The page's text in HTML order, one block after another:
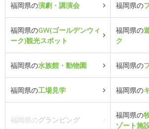
福岡県の演劇・講演会 福岡県の
福岡県のGW(ゴールデンウィ
ーク)観光スポット
福岡県の
ク
福岡県の水族館・動物園 福岡県の
福岡県の工場見学 福岡県の
福岡県のグランピング
福岡県の
ゾート施